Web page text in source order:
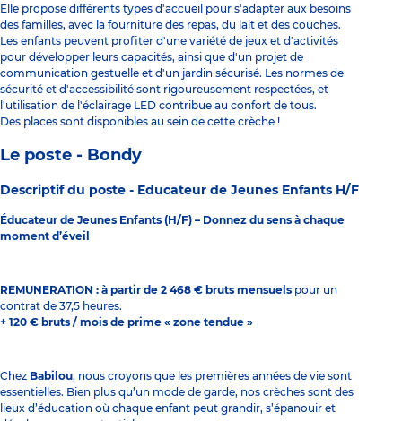
Elle propose différents types d'accueil pour s'adapter aux besoins
des familles, avec la fourniture des repas, du lait et des couches.
Les enfants peuvent profiter d'une variété de jeux et d'activités
pour développer leurs capacités, ainsi que d'un projet de
communication gestuelle et d'un jardin sécurisé. Les normes de
sécurité et d'accessibilité sont rigoureusement respectées, et
l'utilisation de l'éclairage LED contribue au confort de tous.
Des places sont disponibles au sein de cette crèche !
Le poste - Bondy
Descriptif du poste - Educateur de Jeunes Enfants H/F
Éducateur de Jeunes Enfants (H/F) – Donnez du sens à chaque
moment d’éveil
REMUNERATION : à partir de 2 468 € bruts mensuels pour un
contrat de 37,5 heures.
+ 120 € bruts / mois de prime « zone tendue »
Chez Babilou, nous croyons que les premières années de vie sont
essentielles. Bien plus qu’un mode de garde, nos crèches sont des
lieux d’éducation où chaque enfant peut grandir, s’épanouir et